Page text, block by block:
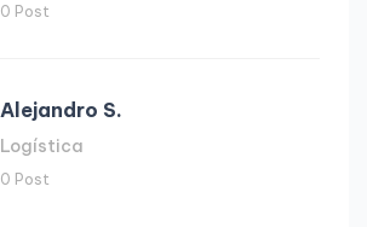
0 Post
Alejandro S.
Logística
0 Post